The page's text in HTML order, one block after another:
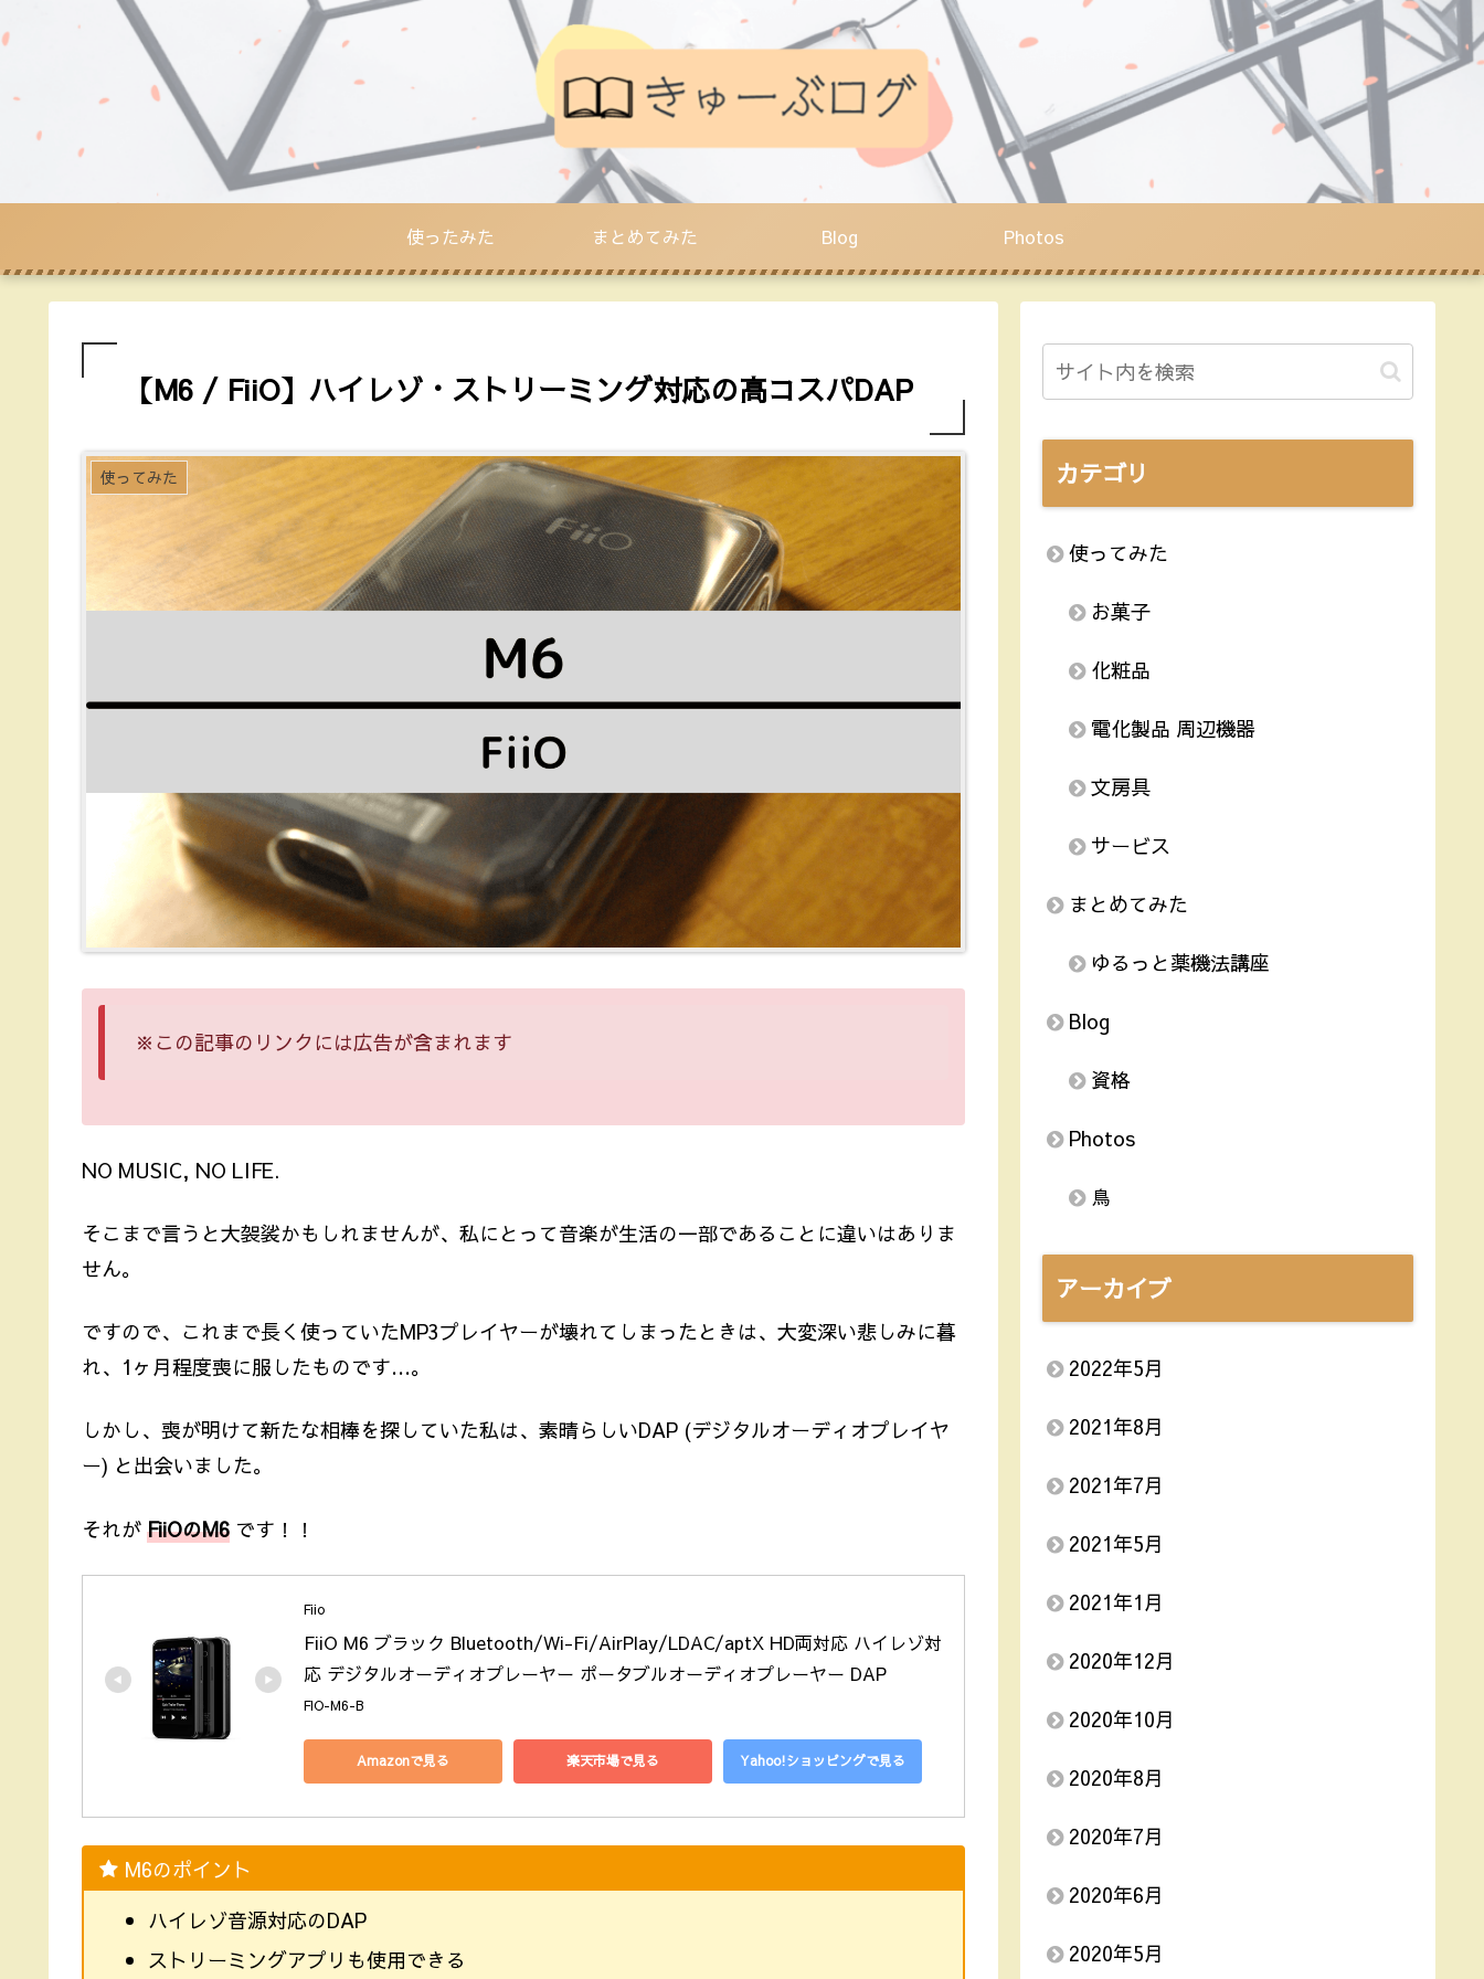
使ったみた まとめてみた Blog Photos
【M6 / FiiO】ハイレゾ・ストリーミング対応の高コスパDAP
使ってみた
※この記事のリンクには広告が含まれます
NO MUSIC, NO LIFE.
そこまで言うと大袈裟かもしれませんが、私にとって音楽が生活の一部であることに違いはありま
せん。
ですので、これまで長く使っていたMP3プレイヤーが壊れてしまったときは、大変深い悲しみに暮
れ、1ヶ月程度喪に服したものです…。
しかし、喪が明けて新たな相棒を探していた私は、素晴らしいDAP (デジタルオーディオプレイヤ
ー) と出会いました。
それが FiiOのM6 です！！
Fiio
FiiO M6 ブラック Bluetooth/Wi-Fi/AirPlay/LDAC/aptX HD両対応 ハイレゾ対
応 デジタルオーディオプレーヤー ポータブルオーディオプレーヤー DAP
FIO-M6-B
Amazonで見る 楽天市場で見る Yahoo!ショッピングで見る
M6のポイント
ハイレゾ音源対応のDAP
ストリーミングアプリも使用できる
カテゴリ
使ってみた
お菓子
化粧品
電化製品 周辺機器
文房具
サービス
まとめてみた
ゆるっと薬機法講座
Blog
資格
Photos
鳥
アーカイブ
2022年5月
2021年8月
2021年7月
2021年5月
2021年1月
2020年12月
2020年10月
2020年8月
2020年7月
2020年6月
2020年5月